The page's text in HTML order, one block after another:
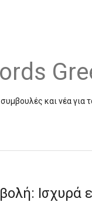
και νέα για
Ισχυρά